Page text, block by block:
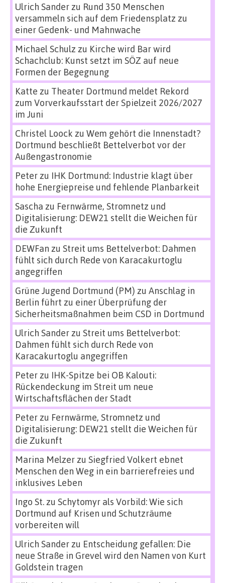
Ulrich Sanderzu Rund 350 Menschen
versammeln sich auf dem Friedensplatz zu
einer Gedenk- und Mahnwache
Michael Schulz zu Kirche wird Bar wird
Schachclub: Kunst setzt im SÖZ auf neue
Formen der Begegnung
Katte zu Theater Dortmund meldet Rekord
zum Vorverkaufsstart der Spielzeit 2026/2027
im Juni
Christel Loock zu Wem gehört die Innenstadt?
Dortmund beschließt Bettelverbot vor der
Außengastronomie
Peterzu IHK Dortmund: Industrie klagt über
hohe Energiepreise und fehlende Planbarkeit
Sascha zu Fernwärme, Stromnetz und
Digitalisierung: DEW21 stellt die Weichen für
die Zukunft
DEWFan zu Streit ums Bettelverbot: Dahmen
fühlt sich durch Rede von Karacakurtoglu
angegriffen
Grüne Jugend Dortmund (PM) zu Anschlag in
Berlin führt zu einer Überprüfung der
Sicherheitsmaßnahmen beim CSD in Dortmund
Ulrich Sanderzu Streit ums Bettelverbot:
Dahmen fühlt sich durch Rede von
Karacakurtoglu angegriffen
Peterzu IHK-Spitze bei OB Kalouti:
Rückendeckung im Streit um neue
Wirtschaftsflächen der Stadt
Peterzu Fernwärme, Stromnetz und
Digitalisierung: DEW21 stellt die Weichen für
die Zukunft
Marina Melzerzu Siegfried Volkert ebnet
Menschen den Weg in ein barrierefreies und
inklusives Leben
Ingo St.zu Schytomyr als Vorbild: Wie sich
Dortmund auf Krisen und Schutzräume
vorbereiten will
Ulrich Sanderzu Entscheidung gefallen: Die
neue Straße in Grevel wird den Namen von Kurt
Goldstein tragen